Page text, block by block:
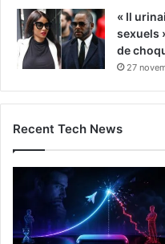
« Il
sexuels
de
27
Recent Tech News